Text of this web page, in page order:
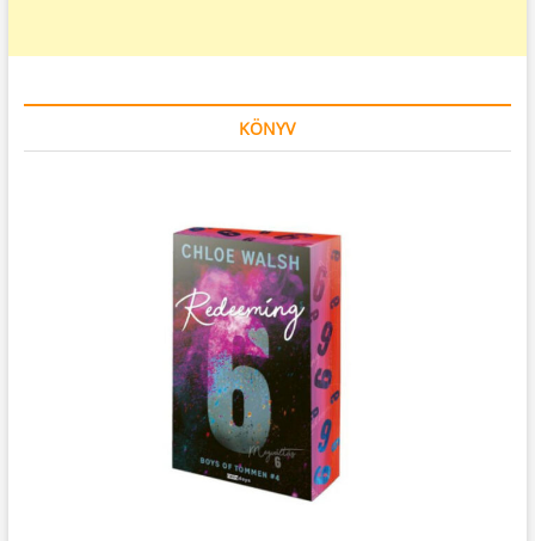
KÖNYV